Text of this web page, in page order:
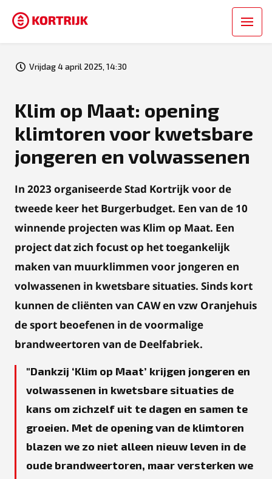
Vrijdag 4 april 2025, 14:30
Klim op Maat: opening
klimtoren voor kwetsbare
jongeren en volwassenen
In 2023 organiseerde Stad Kortrijk voor de
tweede keer het Burgerbudget. Een van de 10
winnende projecten was Klim op Maat. Een
project dat zich focust op hettoegankelijk
maken van muurklimmen voor jongeren en
volwassenen in kwetsbare situaties. Sinds kort
kunnen de cliënten van CAW en vzw Oranjehuis
de sport beoefenen in de voormalige
brandweertoren van de Deelfabriek.
Dankzij ‘Klim op Maat’ krijgen jongeren en
volwassenen in kwetsbare situaties de
kans om zichzelf uit te dagen en samen te
groeien. Met de opening van de klimtoren
blazen we zo niet alleen nieuw leven in de
oude brandweertoren, maar versterken we